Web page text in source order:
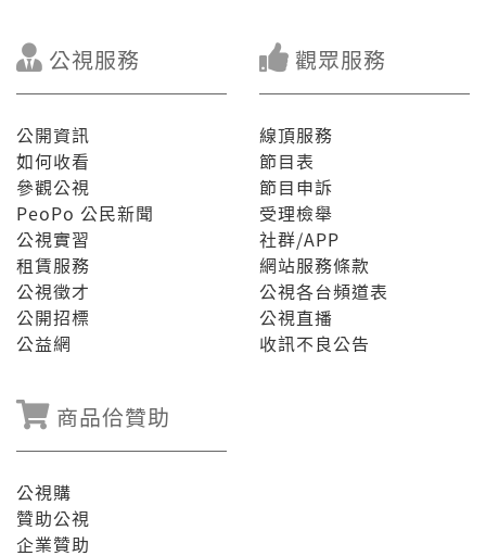
公視服務
公開資訊
如何收看
參觀公視
PeoPo 公民新聞
公視實習
租賃服務
公視徵才
公開招標
公益網
觀眾服務
線頂服務
節目表
節目申訴
受理檢舉
社群/APP
網站服務條款
公視各台頻道表
公視直播
收訊不良公告
商品佮贊助
公視購
贊助公視
企業贊助